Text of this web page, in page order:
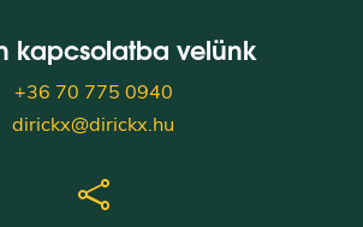
kapcsolatba velünk
+36 70 775 0940
dirickx@dirickx.hu
